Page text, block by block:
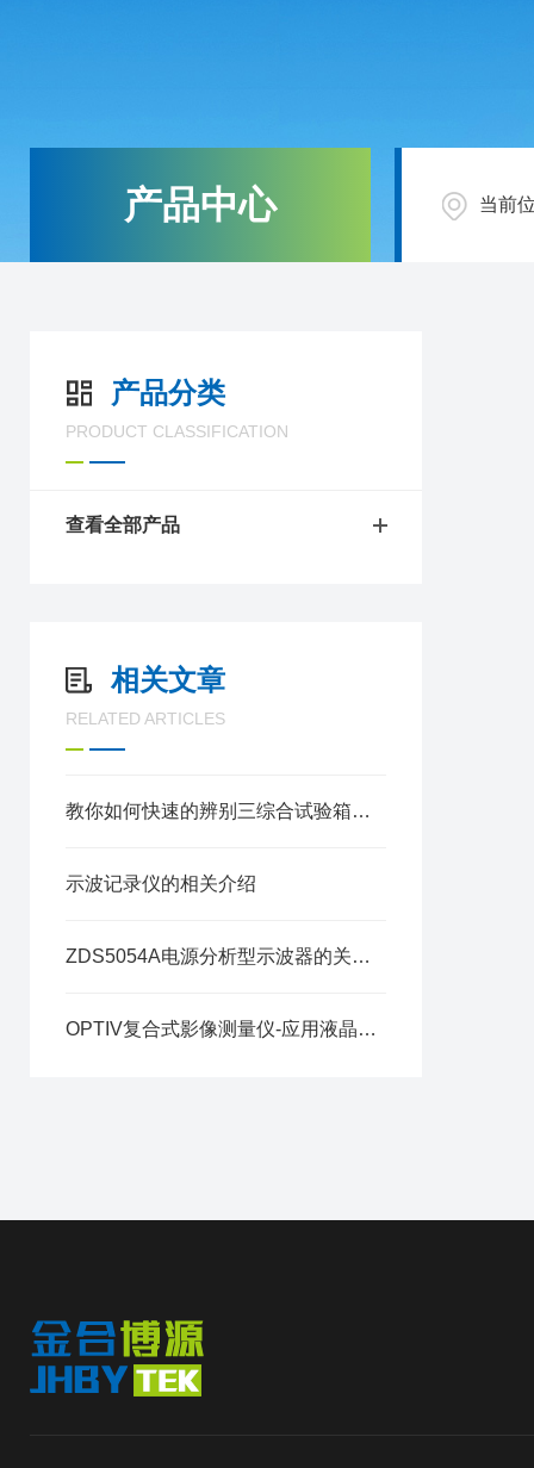
产品中心 当前
产品分类
PRODUCT CLASSIFICATION
查看全部产品
相关文章
RELATED ARTICLES
教你如何快速的辨别三综合试验箱的优劣
示波记录仪的相关介绍
ZDS5054A电源分析型示波器的关键作用与操作注意事项
OPTIV复合式影像测量仪-应用液晶面板尺寸检测